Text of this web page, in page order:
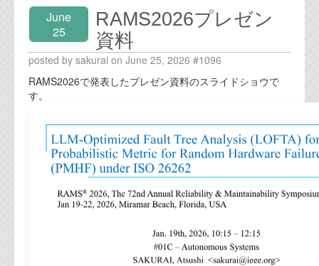
会社案内
会社概要
オフィス
実績
June
25
RAMS2026プレゼン
資料
posted by sakurai on June 25, 2026 #1096
RAMS2026で発表したプレゼン資料のスライドショウで
す。